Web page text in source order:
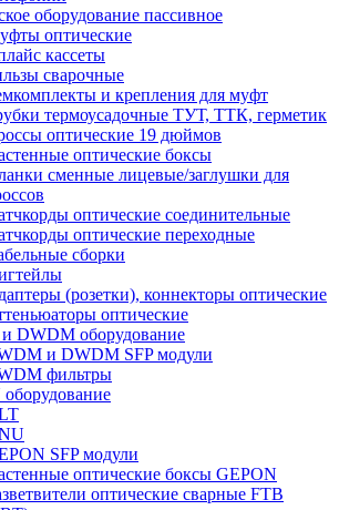
оборудование пассивное
оптические
кассеты
сварочные
и крепления для муфт
термоусадочные ТУТ, ТТК, герметик
оптические 19 дюймов
оптические боксы
сменные лицевые/заглушки для
оптические соединительные
оптические переходные
сборки
(розетки), коннекторы оптические
оптические
DWDM оборудование
и DWDM SFP модули
фильтры
SFP модули
оптические боксы GEPON
оптические сварные FTB